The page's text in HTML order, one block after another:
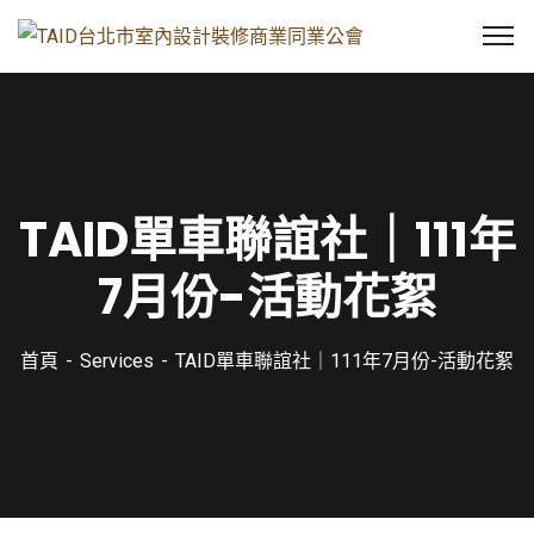
TAID單車聯誼社｜111年
7月份-活動花絮
首頁 Services TAID單車聯誼社｜111年7月份-活動花絮